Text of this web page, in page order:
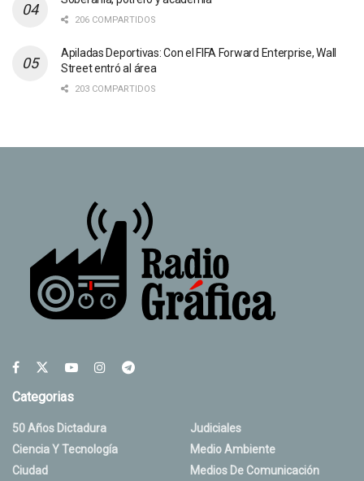
206 COMPARTIDOS
Apiladas Deportivas: Con el FIFA Forward Enterprise, Wall
Street entró al área
203 COMPARTIDOS
Categorias
50 Años Dictadura
Ciencia Y Tecnología
Ciudad
Judiciales
Medio Ambiente
Medios De Comunicación